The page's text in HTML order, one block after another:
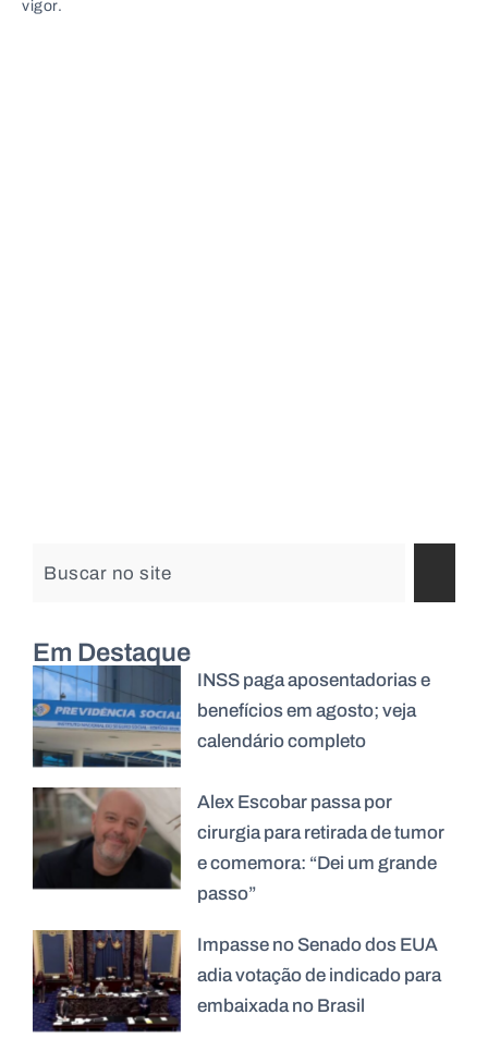
vigor.
Em Destaque
INSS paga aposentadorias e
benefícios em agosto; veja
calendário completo
Alex Escobar passa por
cirurgia para retirada de tumor
e comemora: “Dei um grande
passo”
Impasse no Senado dos EUA
adia votação de indicado para
embaixada no Brasil